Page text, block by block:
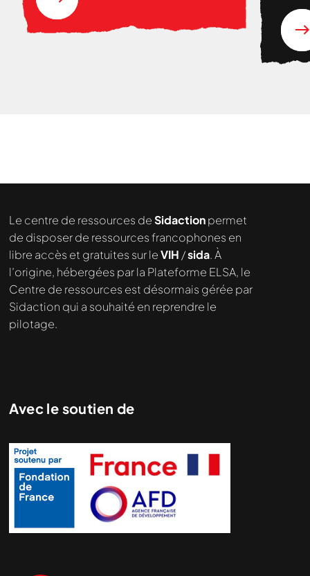
Le centre de ressources deSidactionpermet
de disposer de ressources francophones en
libre accès et gratuites sur leVIH /sida. À
l’origine, hébergées par la Plateforme ELSA, le
Centre de ressources est désormais gérée par
Sidaction qui a souhaité en reprendre le
pilotage.
Avec le soutien de